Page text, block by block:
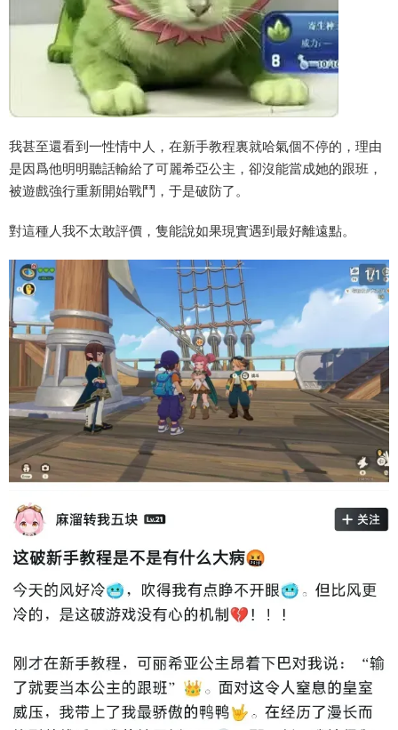
我甚至還看到一性情中人，在新手教程裏就哈氣個不停的，理由
是因爲他明明聽話輸給了可麗希亞公主，卻沒能當成她的跟班，
被遊戲強行重新開始戰鬥，于是破防了。
對這種人我不太敢評價，隻能說如果現實遇到最好離遠點。